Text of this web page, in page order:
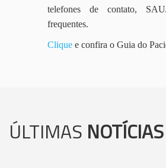
telefones de contato,
frequentes.
Clique e confira o Guia do
ÚLTIMAS NOTÍCIAS